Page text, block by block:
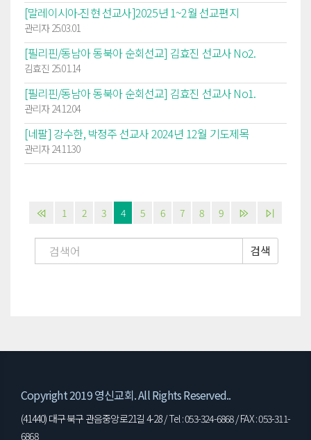
[말레이시아-진현 선교사]2025년 1~2월 선교편지
관리자 25.03.01
[필리핀/동남아 동북아 순회선교] 김효진 선교사 No2.
김효진 25.01.14
[필리핀/동남아 동북아 순회선교] 김효진 선교사 No1.
관리자 24.12.04
[네팔] 강수한, 박정주 선교사 2024년 12월 기도제목
관리자 24.11.30
1 2 3 4 5 6 7 8 9
검색
Copyright 2019 영신교회. All Rights Reserved..
(41440) 대구 북구 관음중앙로21길 4-28 / Tel : 053-324-6868 / FAX : 053-311-
6868